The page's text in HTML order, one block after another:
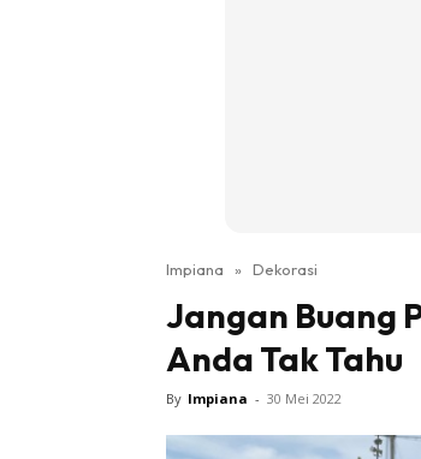
Impiana » Dekorasi
Jangan Buang
Anda Tak Tahu
By Impiana - 30 Mei 2022